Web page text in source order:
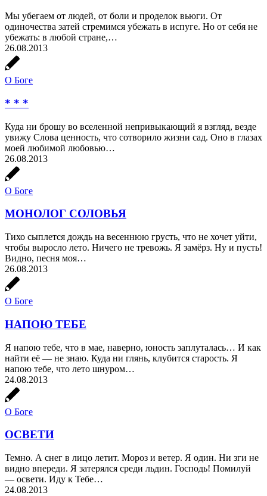
Мы убегаем от людей, от боли и проделок вьюги. От
одиночества затей стремимся убежать в испуге. Но от себя не
убежать: в любой стране,…
26.08.2013
О Боге
* * *
Куда ни брошу во вселенной непривыкающий я взгляд, везде
увижу Слова ценность, что сотворило жизни сад. Оно в глазах
моей любимой любовью…
26.08.2013
О Боге
МОНОЛОГ СОЛОВЬЯ
Тихо сыплется дождь на весеннюю грусть, что не хочет уйти,
чтобы выросло лето. Ничего не тревожь. Я замёрз. Ну и пусть!
Видно, песня моя…
26.08.2013
О Боге
НАПОЮ ТЕБЕ
Я напою тебе, что в мае, наверно, юность заплуталась… И как
найти её — не знаю. Куда ни глянь, клубится старость. Я
напою тебе, что лето шнуром…
24.08.2013
О Боге
ОСВЕТИ
Темно. А снег в лицо летит. Мороз и ветер. Я один. Ни зги не
видно впереди. Я затерялся среди льдин. Господь! Помилуй
— освети. Иду к Тебе…
24.08.2013